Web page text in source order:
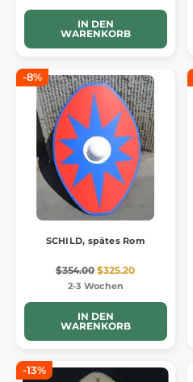
IN DEN
WARENKORB
-8%
SCHILD, spätes Rom
$354.00 $325.20
2-3 Wochen
IN DEN
WARENKORB
-13%